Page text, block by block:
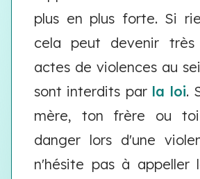
plus en plus forte. Si
cela peut devenir très
actes de violences au
sont interdits par la loi.
mère, ton frère ou
danger lors d'une
n'hésite pas à appeller